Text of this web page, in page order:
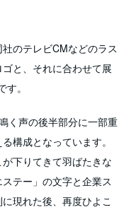
のテレビCMなどのラス
と、それに合わせて展
。
く声の後半部分に一部重
構成となっています。
下りてきて羽ばたきな
テー」の文字と企業ス
現れた後、再度ひよこ